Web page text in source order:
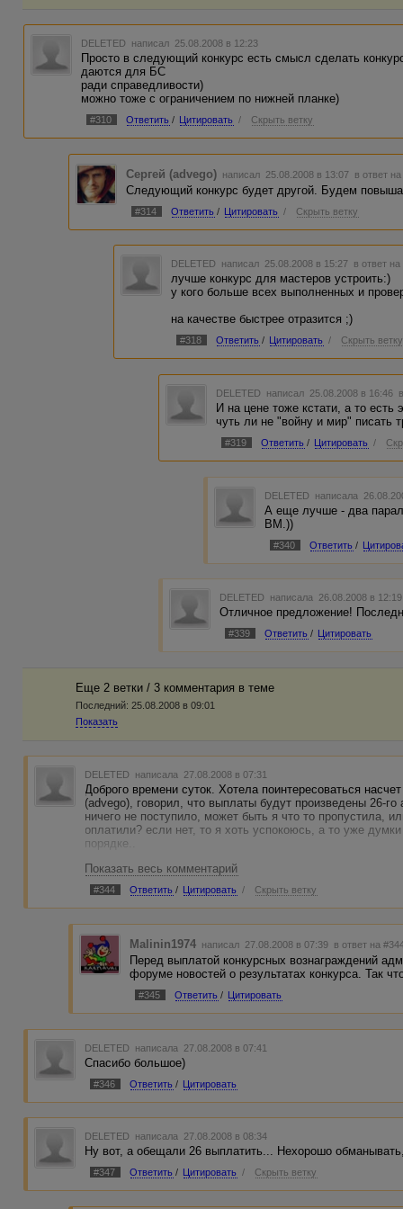
DELETED написал 25.08.2008 в 12:23
Просто в следующий конкурс есть смысл сделать
даются для БС
ради справедливости)
можно тоже с ограничением по нижней планке)
#310 Ответить / Цитировать / Скрыть ветку
Сергей (advego) написал 25.08.2008 в 13:07 в ответ
Следующий конкурс будет другой. Будем
#314 Ответить / Цитировать / Скрыть ветку
DELETED написал 25.08.2008 в 15:27 в ответ
лучше конкурс для мастеров устроить:)
у кого больше всех выполненных и
на качестве быстрее отразится ;)
#318 Ответить / Цитировать / Скрыть ветку
DELETED написал 25.08.2008 в 16:46
И на цене тоже кстати, а то есть
чуть ли не "войну и мир" писать
#319 Ответить / Цитировать /
DELETED написала
А еще лучше - два
ВМ.))
#340 Ответить /
DELETED написала 26.08.2008 в
Отличное предложение!
#339 Ответить / Цитировать
Еще 2 ветки / 3 комментария в темe
Последний: 25.08.2008 в 09:01
Показать
DELETED написала 27.08.2008 в 07:31
Доброго времени суток. Хотела поинтересоваться
(advego), говорил, что выплаты будут произведены 26-го
ничего не поступило, может быть я что то пропустила,
оплатили? если нет, то я хоть успокоюсь, а то уже
порядке..
Показать весь комментарий
#344 Ответить / Цитировать / Скрыть ветку
Malinin1974 написал 27.08.2008 в 07:39 в ответ на
Перед выплатой конкурсных вознаграждений
форуме новостей о результатах конкурса. Так
#345 Ответить / Цитировать
DELETED написала 27.08.2008 в 07:41
Спасибо большое)
#346 Ответить / Цитировать
DELETED написала 27.08.2008 в 08:34
Ну вот, а обещали 26 выплатить... Нехорошо
#347 Ответить / Цитировать / Скрыть ветку